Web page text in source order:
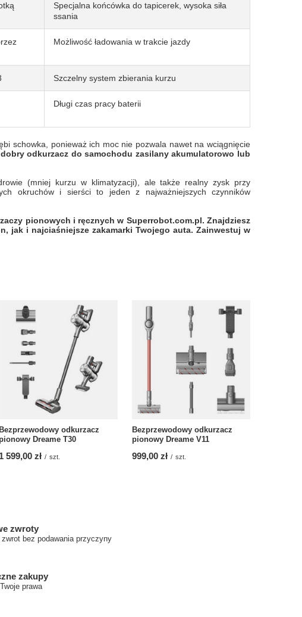
Specjalna końcówka do tapicerek, wysoka siła
ssania
Możliwość ładowania w trakcie jazdy
Szczelny system zbierania kurzu
Długi czas pracy baterii
schowka, ponieważ ich moc nie pozwala nawet na wciągnięcie
odkurzacz do samochodu zasilany akumulatorowo lub
(mniej kurzu w klimatyzacji), ale także realny zysk przy
okruchów i sierści to jeden z najważniejszych czynników
pionowych i ręcznych w Superrobot.com.pl. Znajdziesz
jak i najciaśniejsze zakamarki Twojego auta. Zainwestuj w
odkurzacz
Dreame T30
1 599,00 zł / szt.
Bezprzewodowy odkurzacz
pionowy Dreame V11
999,00 zł / szt.
zwroty
zwrot bez podawania przyczyny
zakupy
prawa